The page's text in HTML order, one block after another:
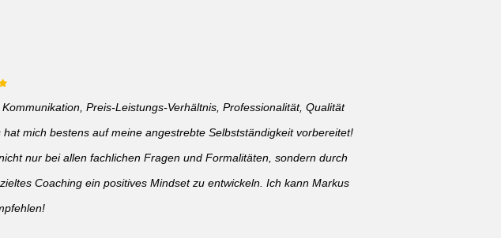
Kommunikation, Preis-Leistungs-Verhältnis, Professionalität, Qualität
hat mich bestens auf meine angestrebte Selbstständigkeit vorbereitet!
nur bei allen fachlichen Fragen und Formalitäten, sondern durch
Coaching ein positives Mindset zu entwickeln. Ich kann Markus